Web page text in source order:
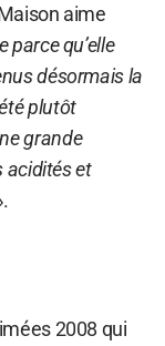
aime
qu’elle
désormais la
plutôt
grande
acidités et
2008 qui